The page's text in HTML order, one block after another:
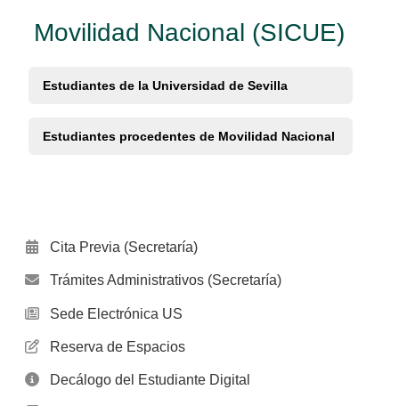
Movilidad Nacional (SICUE)
Estudiantes de la Universidad de Sevilla
Estudiantes procedentes de Movilidad Nacional
Cita Previa (Secretaría)
Trámites Administrativos (Secretaría)
Sede Electrónica US
Reserva de Espacios
Decálogo del Estudiante Digital